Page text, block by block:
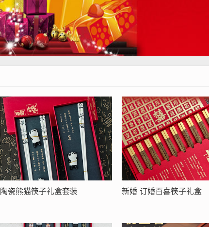
陶瓷熊猫筷子礼盒套装 新婚 订婚百喜筷子礼盒